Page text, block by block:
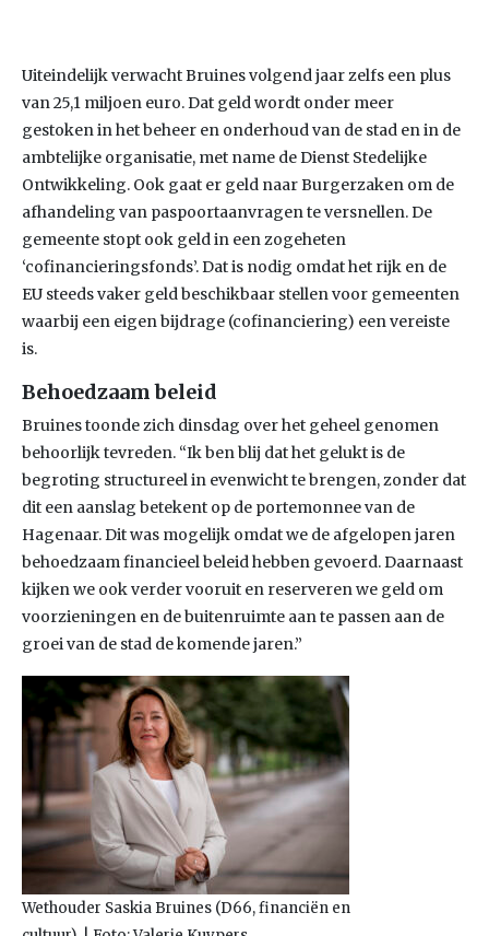
Uiteindelijk verwacht Bruines volgend jaar zelfs een plus
van 25,1 miljoen euro. Dat geld wordt onder meer
gestoken in het beheer en onderhoud van de stad en in de
ambtelijke organisatie, met name de Dienst Stedelijke
Ontwikkeling. Ook gaat er geld naar Burgerzaken om de
afhandeling van paspoortaanvragen te versnellen. De
gemeente stopt ook geld in een zogeheten
‘cofinancieringsfonds’. Dat is nodig omdat het rijk en de
EU steeds vaker geld beschikbaar stellen voor gemeenten
waarbij een eigen bijdrage (cofinanciering) een vereiste
is.
Behoedzaam beleid
Bruines toonde zich dinsdag over het geheel genomen
behoorlijk tevreden. “Ik ben blij dat het gelukt is de
begroting structureel in evenwicht te brengen, zonder dat
dit een aanslag betekent op de portemonnee van de
Hagenaar. Dit was mogelijk omdat we de afgelopen jaren
behoedzaam financieel beleid hebben gevoerd. Daarnaast
kijken we ook verder vooruit en reserveren we geld om
voorzieningen en de buitenruimte aan te passen aan de
groei van de stad de komende jaren.”
Wethouder Saskia Bruines (D66, financiën en